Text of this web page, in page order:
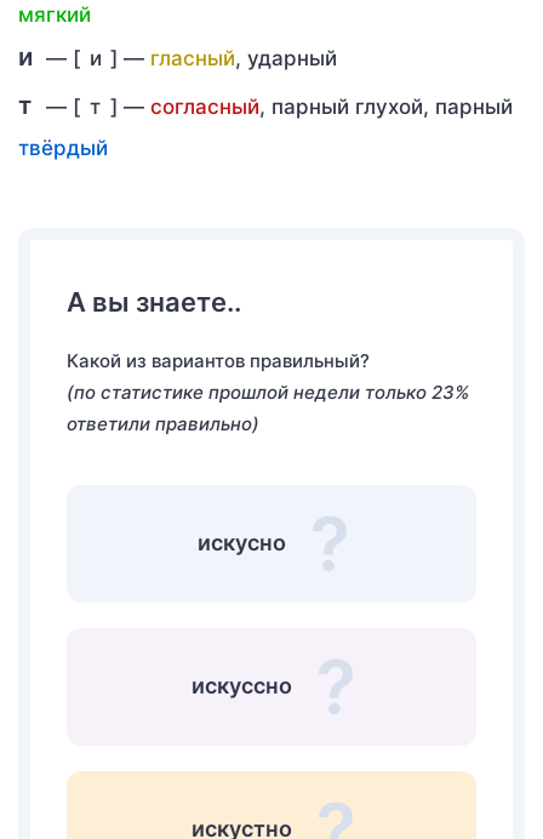
мягкий
и — [ и ] — гласный, ударный
т — [ т ] — согласный, парный глухой, парный
твёрдый
А вы знаете..
Какой из вариантов правильный?
(по статистике прошлой недели только 23%
ответили правильно)
искусно
искуссно
искустно